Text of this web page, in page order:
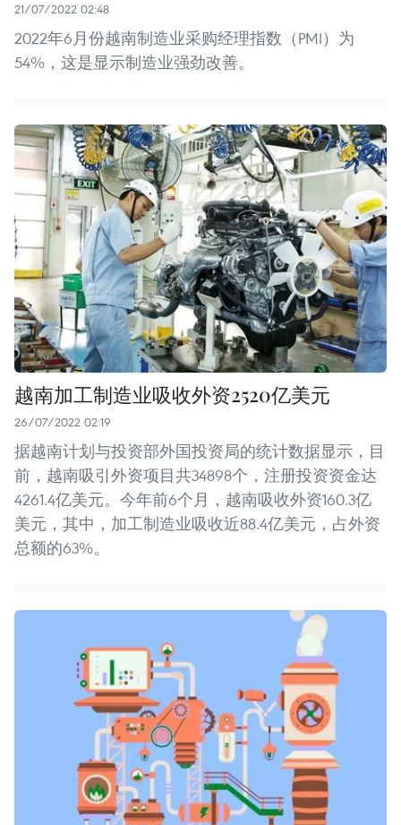
21/07/2022 02:48
2022年6月份越南制造业采购经理指数（PMI）为
54%，这是显示制造业强劲改善。
越南加工制造业吸收外资2520亿美元
26/07/2022 02:19
据越南计划与投资部外国投资局的统计数据显示，目
前，越南吸引外资项目共34898个，注册投资资金达
4261.4亿美元。今年前6个月，越南吸收外资160.3亿
美元，其中，加工制造业吸收近88.4亿美元，占外资
总额的63%。